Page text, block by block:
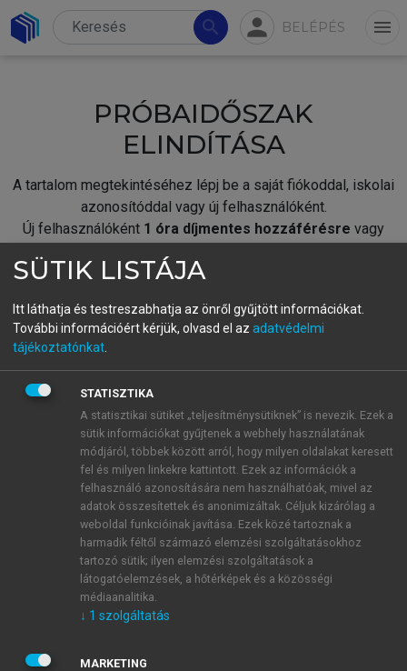
search person BELÉPÉS menu
PRÓBAIDŐSZAK
ELINDÍTÁSA
A tartalom megtekintéséhez lépj be a saját fiókoddal, iskolai
azonosítóddal vagy új felhasználóként.
Új felhasználóként 1 óra díjmentes hozzáférésre vagy
fiókoddal,vagy hozz létre új fiókot.
A regisztráció után apróbaidőszakautomatikusan
BELÉPÉS SAJÁT FIÓKKAL
ÚJ FIÓK LÉTREHOZÁSA
1 óra díjmentes hozzáférés
E-MAIL-CÍM
JELSZÓ
SÜTIK LISTÁJA
Itt láthatja és testreszabhatja az önről gyűjtött információkat.
További információért kérjük, olvasd el az adatvédelmi
tájékoztatónkat
STATISZTIKA
A statisztikai sütiket „teljesítménysütiknek” is nevezik. Ezek a
sütik információkat gyűjtenek a webhely használatának
módjáról, többek között arról, hogy milyen oldalakat keresett
fel és milyen linkekre kattintott. Ezek az információk a
felhasználó azonosítására nem használhatóak, mivel az
adatok összesítettek és anonimizáltak. Céljuk kizárólag a
weboldal funkcióinak javítása. Ezek közé tartoznak a
harmadik féltől származó elemzési szolgáltatásokhoz
tartozó sütik; ilyen elemzési szolgáltatások a
látogatóelemzések, a hőtérképek és a közösségi
médiaanalitika.
↓ 1 szolgáltatás
MARKETING